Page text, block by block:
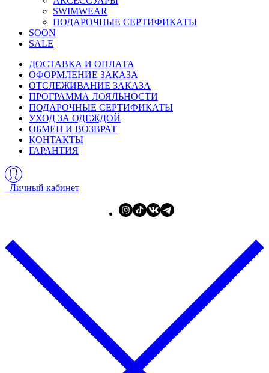
SWIMWEAR
ПОДАРОЧНЫЕ СЕРТИФИКАТЫ
SOON
SALE
ДОСТАВКА И ОПЛАТА
ОФОРМЛЕНИЕ ЗАКАЗА
ОТСЛЕЖИВАНИЕ ЗАКАЗА
ПРОГРАММА ЛОЯЛЬНОСТИ
ПОДАРОЧНЫЕ СЕРТИФИКАТЫ
УХОД ЗА ОДЕЖДОЙ
ОБМЕН И ВОЗВРАТ
КОНТАКТЫ
ГАРАНТИЯ
Личный кабинет